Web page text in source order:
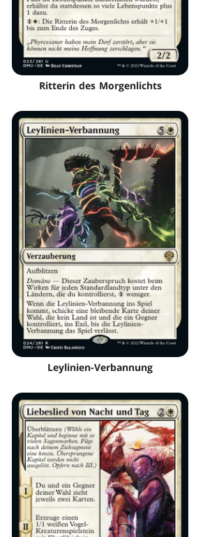
Ritterin des Morgenlichts
Leylinien-Verbannung